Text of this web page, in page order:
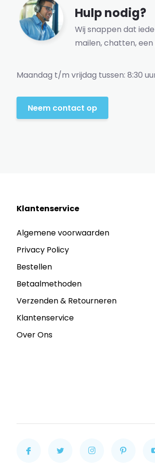
Hulp nodig?
Wij snappen dat
mailen, chatten,
Maandag t/m vrijdag tussen: 8:30
Neem contact op
Klantenservice
Algemene voorwaarden
Privacy Policy
Bestellen
Betaalmethoden
Verzenden & Retourneren
Klantenservice
Over Ons